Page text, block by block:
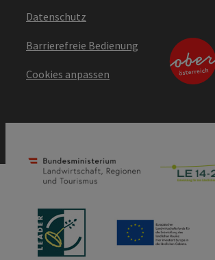
Datenschutz
Barrierefreie Bedienung
Cookies anpassen